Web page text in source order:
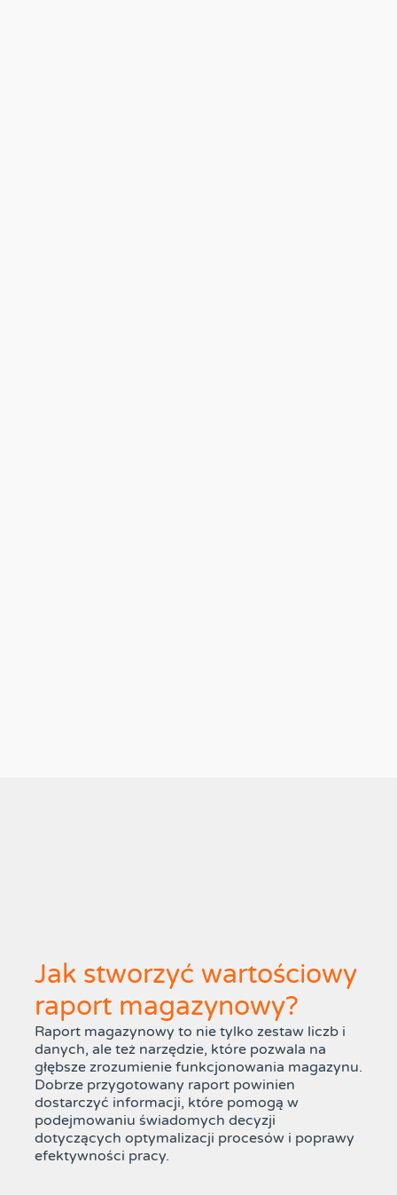
Jak stworzyć wartościowy
raport magazynowy?
Raport magazynowy to nie tylko zestaw liczb i
danych, ale też narzędzie, które pozwala na
głębsze zrozumienie funkcjonowania magazynu.
Dobrze przygotowany raport powinien
dostarczyć informacji, które pomogą w
podejmowaniu świadomych decyzji
dotyczących optymalizacji procesów i poprawy
efektywności pracy.